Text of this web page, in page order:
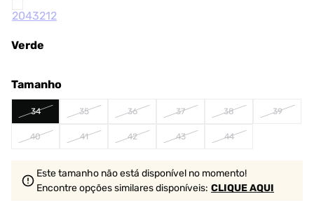
Verde
Tamanho
34 35 36 37 38 39
40 41 42 43 44
Este tamanho não está disponível no momento!
Encontre opções similaresdisponíveis: CLIQUE AQUI